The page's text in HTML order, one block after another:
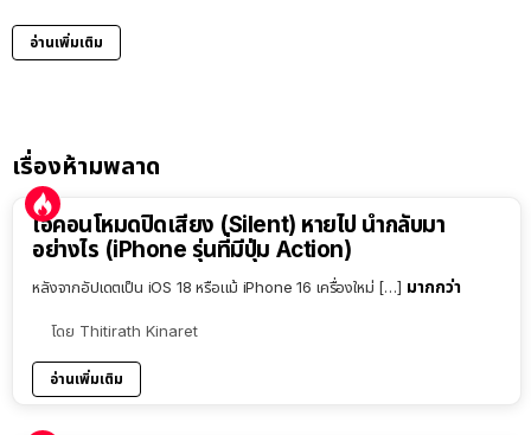
อ่านเพิ่มเติม
เรื่องห้ามพลาด
ไอคอนโหมดปิดเสียง (Silent) หายไป นำกลับมา
อย่างไร (iPhone รุ่นที่มีปุ่ม Action)
หลังจากอัปเดตเป็น iOS 18 หรือแม้ iPhone 16 เครื่องใหม่ […] มากกว่า
โดย Thitirath Kinaret
อ่านเพิ่มเติม